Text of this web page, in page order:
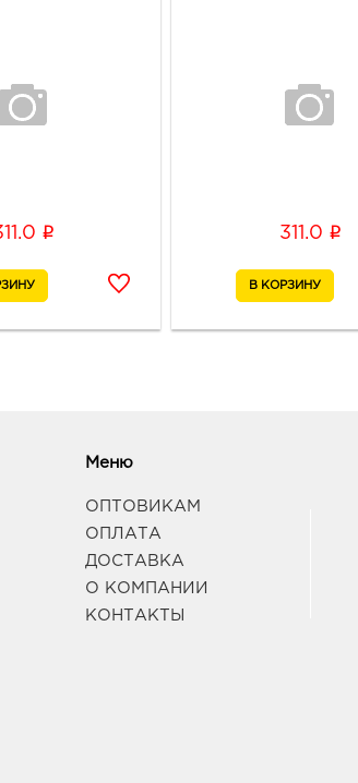
i 311.0 i
Меню
ОПТОВИКАМ
ОПЛАТА
ДОСТАВКА
О КОМПАНИИ
КОНТАКТЫ